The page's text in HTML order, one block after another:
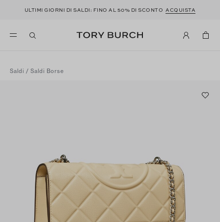
ULTIMI GIORNI DI SALDI: FINO AL 50% DI SCONTO ACQUISTA
Saldi / Saldi Borse